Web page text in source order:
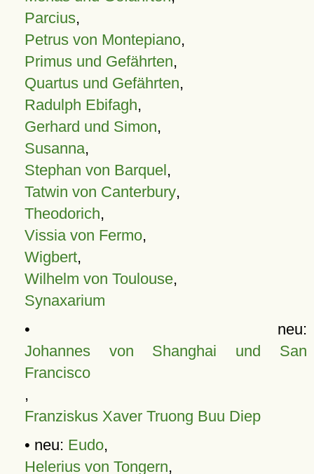
Parcius,
Petrus von Montepiano,
Primus und Gefährten,
Quartus und Gefährten,
Radulph Ebifagh,
Gerhard und Simon,
Susanna,
Stephan von Barquel,
Tatwin von Canterbury,
Theodorich,
Vissia von Fermo,
Wigbert,
Wilhelm von Toulouse,
Synaxarium
• neu:
Johannes von Shanghai und San
Francisco
,
Franziskus Xaver Truong Buu Diep
• neu: Eudo,
Helerius von Tongern,